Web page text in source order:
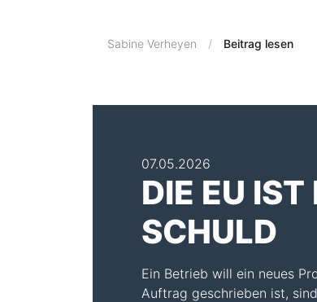
Sabine Verheyen Beitrag lesen
07.05.2026
DIE EU
SCHULD
Ein Betrieb will ein neues
Auftrag geschrieben ist,